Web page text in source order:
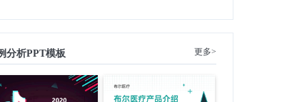
分析PPT模板 更多>